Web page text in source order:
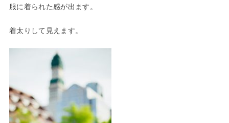
服に着られた感が出ます。
着太りして見えます。